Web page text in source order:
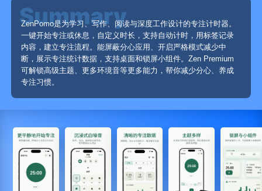
ZenPomo是为学习、写作、阅读与深度工作设计的专注计时器。
一键开始专注或休息，自定义时长，支持自动计时，用标签记录
内容，建立专注流程。能屏蔽分心应用、开启严格模式减少中
断，展示专注统计数据，支持桌面和锁屏小组件。Zen Premium
可解锁高级主题、更多环境音等更多能力，帮你减少分心、养成
专注习惯。